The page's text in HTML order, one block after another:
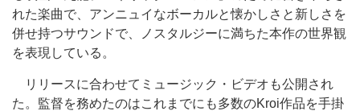
れた楽曲で、アンニュイなボーカルと懐かしさと新しさを
併せ持つサウンドで、ノスタルジーに満ちた本作の世界観
を表現している。
リリースに合わせてミュージック・ビデオも公開され
た。監督を務めたのはこれまでにも多数のKroi作品を手掛